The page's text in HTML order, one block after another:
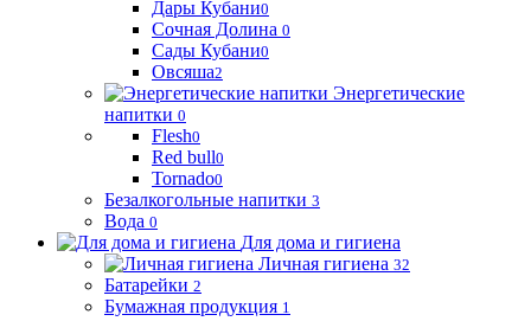
Дары Кубани0
Сочная Долина 0
Сады Кубани0
Овсяша2
Энергетические
напитки 0
Flesh0
Red bull0
Tornado0
Безалкогольные напитки 3
Вода 0
Для дома и гигиена
Личная гигиена 32
Батарейки 2
Бумажная продукция 1